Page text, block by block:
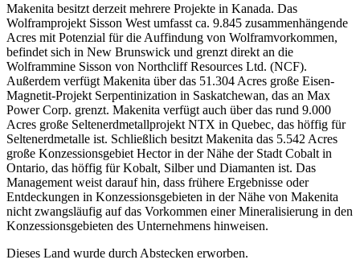
Makenita besitzt derzeit mehrere Projekte in Kanada. Das
Wolframprojekt Sisson West umfasst ca. 9.845 zusammenhängende
Acres mit Potenzial für die Auffindung von Wolframvorkommen,
befindet sich in New Brunswick und grenzt direkt an die
Wolframmine Sisson von Northcliff Resources Ltd. (NCF).
Außerdem verfügt Makenita über das 51.304 Acres große Eisen-
Magnetit-Projekt Serpentinization in Saskatchewan, das an Max
Power Corp. grenzt. Makenita verfügt auch über das rund 9.000
Acres große Seltenerdmetallprojekt NTX in Quebec, das höffig für
Seltenerdmetalle ist. Schließlich besitzt Makenita das 5.542 Acres
große Konzessionsgebiet Hector in der Nähe der Stadt Cobalt in
Ontario, das höffig für Kobalt, Silber und Diamanten ist. Das
Management weist darauf hin, dass frühere Ergebnisse oder
Entdeckungen in Konzessionsgebieten in der Nähe von Makenita
nicht zwangsläufig auf das Vorkommen einer Mineralisierung in den
Konzessionsgebieten des Unternehmens hinweisen.
Dieses Land wurde durch Abstecken erworben.